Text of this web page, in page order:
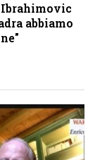
abbiamo